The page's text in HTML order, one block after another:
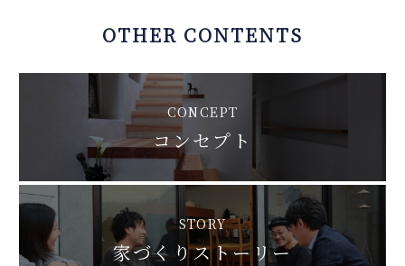
OTHER CONTENTS
CONCEPT
コンセプト
STORY
家づくりストーリー